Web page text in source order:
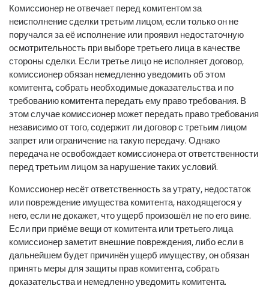
Комиссионер не отвечает перед комитентом за
неисполнение сделки третьим лицом, если только он не
поручался за её исполнение или проявил недостаточную
осмотрительность при выборе третьего лица в качестве
стороны сделки. Если третье лицо не исполняет договор,
комиссионер обязан немедленно уведомить об этом
комитента, собрать необходимые доказательства и по
требованию комитента передать ему право требования. В
этом случае комиссионер может передать право требования
независимо от того, содержит ли договор с третьим лицом
запрет или ограничение на такую передачу. Однако
передача не освобождает комиссионера от ответственности
перед третьим лицом за нарушение таких условий.
Комиссионер несёт ответственность за утрату, недостаток
или повреждение имущества комитента, находящегося у
него, если не докажет, что ущерб произошёл не по его вине.
Если при приёме вещи от комитента или третьего лица
комиссионер заметит внешние повреждения, либо если в
дальнейшем будет причинён ущерб имуществу, он обязан
принять меры для защиты прав комитента, собрать
доказательства и немедленно уведомить комитента.